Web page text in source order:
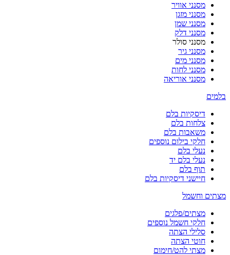
מסנני אוויר
מסנני מזגן
מסנני שמן
מסנני דלק
מסנני סולר
מסנני גיר
מסנני מים
מסנני לחות
מסנני אוריאה
בלמים
דיסקיות בלם
צלחות בלם
משאבות בלם
חלקי בילום נוספים
נעלי בלם
נעלי בלם יד
תוף בלם
חיישני דיסקיות בלם
מצתים וחשמל
מצתים/פלגים
חלקי חשמל נוספים
סלילי הצתה
חוטי הצתה
מצתי להט/חימום